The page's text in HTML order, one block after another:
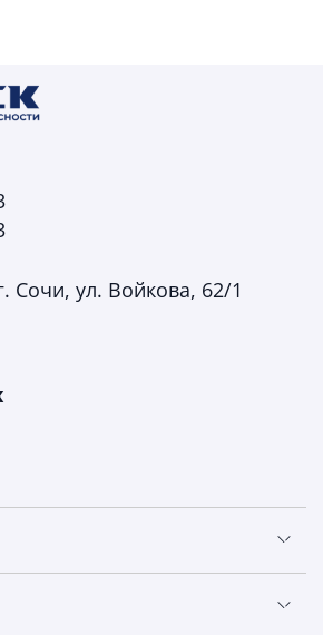
Сочи, ул. Войкова, 62/1